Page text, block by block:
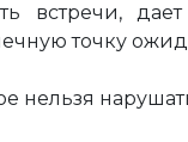
встречи,
точку
нельзя